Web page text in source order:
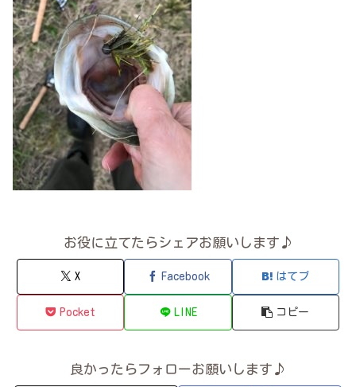
お役に立てたらシェアお願いします♪
X Facebook はてブ
Pocket LINE コピー
良かったらフォローお願いします♪